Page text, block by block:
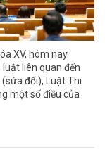
XV, hôm nay
liên quan đến
đổi), Luật Thi
một số điều của